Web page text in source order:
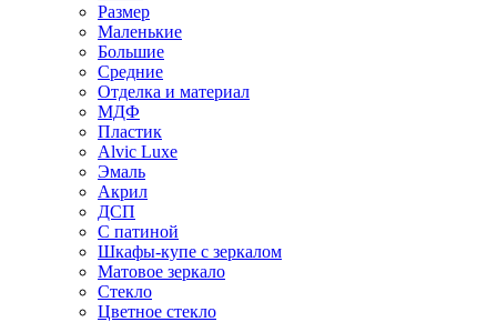
Размер
Маленькие
Большие
Средние
Отделка и материал
МДФ
Пластик
Alvic Luxe
Эмаль
Акрил
ДСП
С патиной
Шкафы-купе с зеркалом
Матовое зеркало
Стекло
Цветное стекло